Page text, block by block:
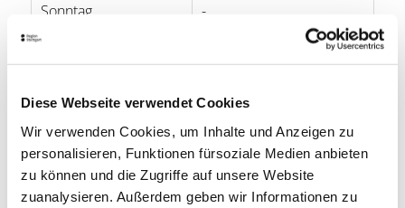
Diese Webseite verwendet Cookies
Wir verwenden Cookies, um Inhalte und Anzeigen zu
personalisieren, Funktionen fürsoziale Medien anbieten
zu können und die Zugriffe auf unsere Website
zuanalysieren. Außerdem geben wir Informationen zu
Sonntag
-
Öffnungszeiten von Google
Barrierefreiheit
Was bedeuten die Symbole?
Weitere Informationen